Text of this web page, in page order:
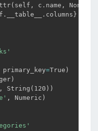
( self, c.name, None
}
=True )
)
, String ( 120 ))
, Numeric )